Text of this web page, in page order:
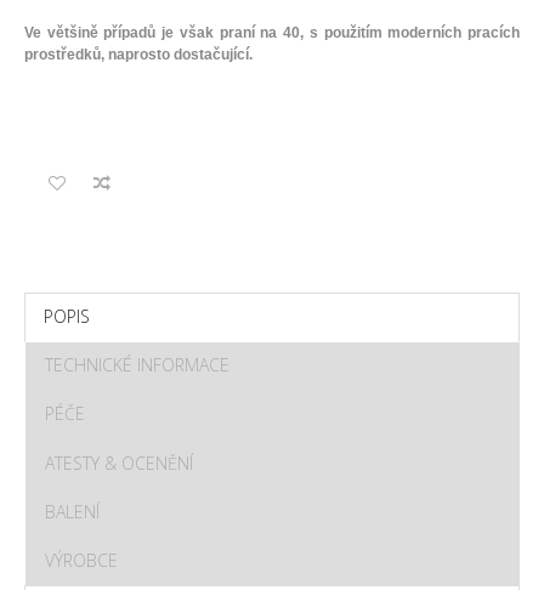
Ve většině případů je však praní na 40, s použitím moderních pracích
prostředků, naprosto dostačující.
POPIS
TECHNICKÉ INFORMACE
PÉČE
ATESTY & OCENĚNÍ
BALENÍ
VÝROBCE